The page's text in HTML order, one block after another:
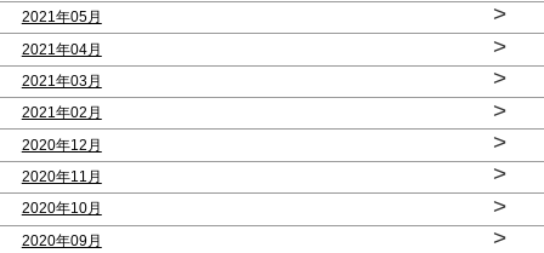
2021年05月 >
2021年04月 >
2021年03月 >
2021年02月 >
2020年12月 >
2020年11月 >
2020年10月 >
2020年09月 >